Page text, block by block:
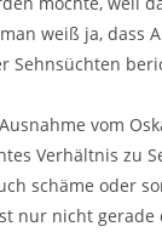
weiß ja, dass
Sehnsüchten
vom
Verhältnis zu
schäme oder
nur nicht gerade